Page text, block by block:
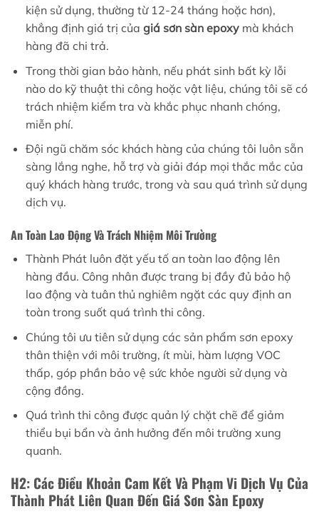
kiện sử dụng, thường từ 12-24 tháng hoặc hơn),
khẳng định giá trị của giá sơn sàn epoxymà khách
hàng đã chi trả.
Trong thời gian bảo hành, nếu phát sinh bất kỳ lỗi
nào do kỹ thuật thi công hoặc vật liệu, chúng tôi sẽ có
trách nhiệm kiểm tra và khắc phục nhanh chóng,
miễn phí.
Đội ngũ chăm sóc khách hàng của chúng tôi luôn sẵn
sàng lắng nghe, hỗ trợ và giải đáp mọi thắc mắc của
quý khách hàng trước, trong và sau quá trình sử dụng
dịch vụ.
An Toàn Lao Động Và Trách Nhiệm Môi Trường
Thành Phát luôn đặt yếu tố an toàn lao động lên
hàng đầu. Công nhân được trang bị đầy đủ bảo hộ
lao động và tuân thủ nghiêm ngặt các quy định an
toàn trong suốt quá trình thi công.
Chúng tôi ưu tiên sử dụng các sản phẩm sơn epoxy
thân thiện với môi trường, ít mùi, hàm lượng VOC
thấp, góp phần bảo vệ sức khỏe người sử dụng và
cộng đồng.
Quá trình thi công được quản lý chặt chẽ để giảm
thiểu bụi bẩn và ảnh hưởng đến môi trường xung
quanh.
H2: Các Điều Khoản Cam Kết Và Phạm Vi Dịch Vụ Của
Thành Phát Liên Quan Đến Giá Sơn Sàn Epoxy